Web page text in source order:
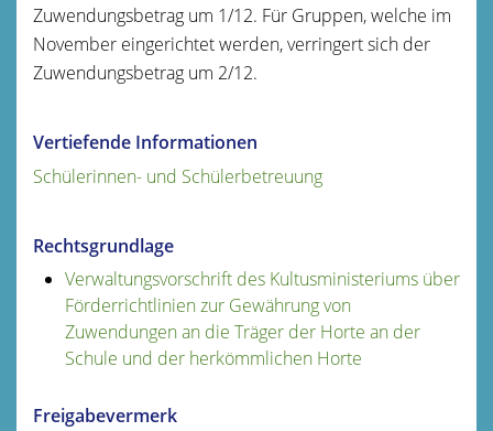
Zuwendungsbetrag um 1/12. Für Gruppen, welche im
November eingerichtet werden, verringert sich der
Zuwendungsbetrag um 2/12.
Vertiefende Informationen
Schülerinnen- und Schülerbetreuung
Rechtsgrundlage
Verwaltungsvorschrift des Kultusministeriums über
Förderrichtlinien zur Gewährung von
Zuwendungen an die Träger der Horte an der
Schule und der herkömmlichen Horte
Freigabevermerk